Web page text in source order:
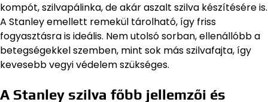
kompót, szilvapálinka, de akár aszalt szilva készítésére is.
A Stanley emellett remekül tárolható, így friss
fogyasztásra is ideális. Nem utolsó sorban, ellenállóbb a
betegségekkel szemben, mint sok más szilvafajta, így
kevesebb vegyi védelem szükséges.
A Stanley szilva főbb jellemzői és